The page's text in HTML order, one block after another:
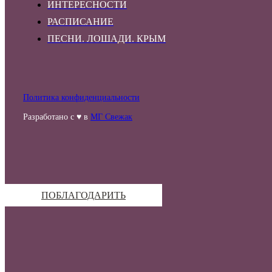
ИНТЕРЕСНОСТИ
РАСПИСАНИЕ
ПЕСНИ. ЛОШАДИ. КРЫМ
Политика конфиденциальности
Разработано с ♥ в МГ Свежак
ПОБЛАГОДАРИТЬ